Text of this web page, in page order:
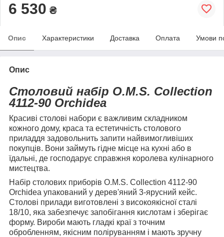
6 530 ₴
Опис Характеристики Доставка Оплата Умови
Опис
Столовий набір O.M.S. Collection
4112-90 Orchidea
Красиві столові набори є важливим складником
кожного дому, краса та естетичність столового
приладдя задовольнить запити найвимогливіших
покупців. Вони займуть гідне місце на кухні або в
їдальні, де господарує справжня королева кулінарного
мистецтва.
Набір столових приборів O.M.S. Collection 4112-90
Orchidea упакований у дерев'яний 3-ярусний кейс.
Столові прилади виготовлені з високоякісної сталі
18/10, яка забезпечує запобігання кислотам і зберігає
форму. Вироби мають гладкі краї з точним
обробленням, якісним поліруванням і мають зручну